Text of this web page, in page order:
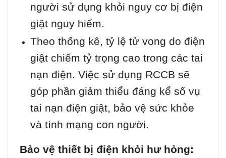
người sử dụng khỏi nguy cơ bị điện
giật nguy hiểm.
Theo thống kê, tỷ lệ tử vong do điện
giật chiếm tỷ trọng cao trong các tai
nạn điện. Việc sử dụng RCCB sẽ
góp phần giảm thiểu đáng kể số vụ
tai nạn điện giật, bảo vệ sức khỏe
và tính mạng con người.
Bảo vệ thiết bị điện khỏi hư hỏng: